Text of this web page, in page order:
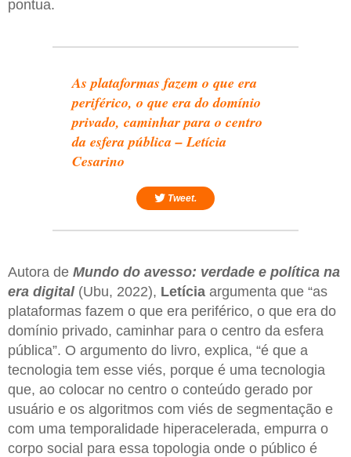
pontua.
As plataformas fazem o que era
periférico, o que era do domínio
privado, caminhar para o centro
da esfera pública – Letícia
Cesarino
Tweet.
Autora de Mundo do avesso: verdade e política na
era digital (Ubu, 2022), Letícia argumenta que “as
plataformas fazem o que era periférico, o que era do
domínio privado, caminhar para o centro da esfera
pública”. O argumento do livro, explica, “é que a
tecnologia tem esse viés, porque é uma tecnologia
que, ao colocar no centro o conteúdo gerado por
usuário e os algoritmos com viés de segmentação e
com uma temporalidade hiperacelerada, empurra o
corpo social para essa topologia onde o público é